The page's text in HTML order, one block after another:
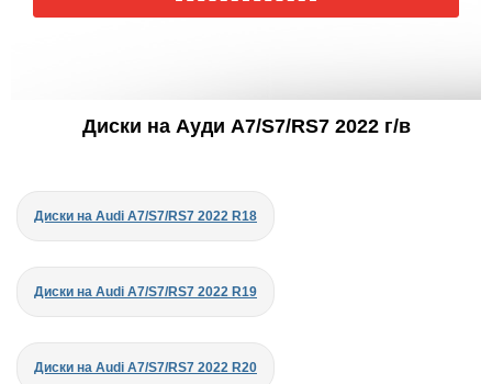
Диски на Ауди A7/S7/RS7 2022 г/в
Диски на Audi A7/S7/RS7 2022 R18
Диски на Audi A7/S7/RS7 2022 R19
Диски на Audi A7/S7/RS7 2022 R20